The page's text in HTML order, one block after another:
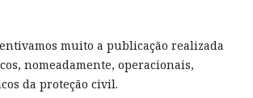
muito a publicação realizada
nomeadamente, operacionais,
da proteção civil.